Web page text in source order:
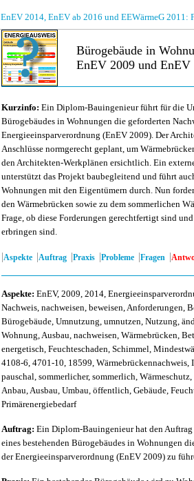
EnEV 2014, EnEV ab 2016 und EEWärmeG 2011:
Bürogebäude in
EnEV 2009 und EnEV
Kurzinfo: Ein Diplom-Bauingenieur führt für die
Bürogebäudes in Wohnungen die geforderten
Energieeinsparverordnung (EnEV 2009). Der
Anschlüsse normgerecht geplant, um
den Architekten-Werkplänen ersichtlich. Ein
unterstützt das Projekt baubegleitend und führt
Wohnungen mit den Eigentümern durch. Nun
den Wärmebrücken sowie zu dem sommerlichen
Frage, ob diese Forderungen gerechtfertigt sind
erbringen sind.
|Aspekte |Auftrag |Praxis |Probleme |Fragen |
Aspekte: EnEV, 2009, 2014,
Nachweis, nachweisen, beweisen, Anforderungen,
Bürogebäude, Umnutzung, umnutzen, Nutzung,
Wohnung, Ausbau, nachweisen, Wärmebrücken,
energetisch, Feuchteschaden, Schimmel,
4108-6, 4701-10, 18599, Wärmebrückennachweis,
pauschal, sommerlicher, sommerlich,
Anbau, Ausbau, Umbau, öffentlich, Gebäude,
Primärenergiebedarf
Auftrag: Ein Diplom-Bauingenieur hat den
eines bestehenden Bürogebäudes in Wohnungen
der Energieeinsparverordnung (EnEV 2009) zu